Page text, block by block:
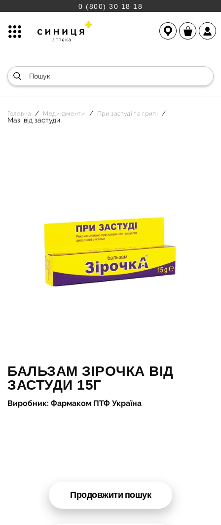
0 (800) 30 18 18
Головна Медикаменти При застуді та грипі
Мазі від застуди
БАЛЬЗАМ ЗІРОЧКА ВІД
ЗАСТУДИ 15Г
Виробник: Фармаком ПТФ Україна
Продовжити пошук